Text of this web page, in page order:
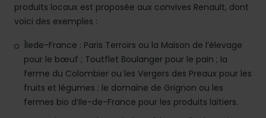
produits locaux est proposée aux convives Renault, dont
voici des exemples :
Îlede-France : Paris Terroirs ou la Maison de l’élevage
pour le bœuf ; Toutflet Boulanger pour le pain ; la
ferme du Colombier ou les Vergers des Preaux pour les
fruits et légumes ; le domaine de Grignon ou les
fermes bio d’Ile-de-France pour les produits laitiers.